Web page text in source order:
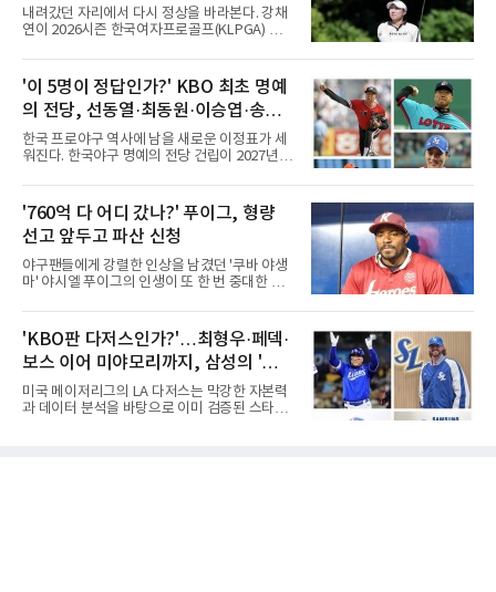
많은 숫자는 아니다. 메이저리그는 팀당 162경
기, 일본프로야구도 143~144경기를 치른다. 숫
자만 놓고 보면 KBO가 유난히 혹사 구조라고 말
비교하기 어려울 정도로 폭염이 길어지고 강해
지고 있다. 여기에 장마, 이
두
내려갔던 자리에서 다시 정상을 바라본다. 강채
연이 2026시즌 한국여자프로골프(KLPGA) 투어
억 원, 우승상금 1억8000만 원) 2라운드에서 단
독 선두로 도약했다.강채연은 7일 제주도 서귀
포의 테디밸리 골프앤리조트(파72)에서 열린 2
라운드에서 버디 5개와 보기 1개를 묶어 4언더
파 68타를 쳤다. 중간합계 9언더파 135타로 전
날 공동 4위에서 선두로 올라섰다. 공동 2위 그
룹(8언더파 136타)과는 한 타 차다.이 대회는 그
받았으나, 지난해 상금순위 75위에 그쳐 시드순
위전으로 밀렸고 본선에서도 78위에
'이 5명이 정답인가?' KBO 최초 명예
의 전당, 선동열·최동원·이승엽·송진
우·김응용을 둘러싼 논쟁
한국 프로야구 역사에 남을 새로운 이정표가 세
워진다. 한국야구 명예의 전당 건립이 2027년으
문으로 향하고 있다. "누가 한국 야구 최초의 명
예의 전당 헌액자가 될 것인가?"현재 가장 많이
거론되는 후보군은 선동열, 최동원, 이승엽, 송
진우, 그리고 김응용 감독이다. 한국 야구의 시
대별 상징성과 업적을 고려하면 충분히 설득력
있는 이름들이다.선동열은 한국 야구가 배출한
최고의 투수로 평가받는다. 해태 시절 통산 146
프로야구에서도 성공하며 한국 선수의 해외 진
출 가능성을 보여준 상징적인 존
'760억 다 어디 갔나?' 푸이그, 형량
선고 앞두고 파산 신청
야구팬들에게 강렬한 인상을 남겼던 '쿠바 야생
마' 야시엘 푸이그의 인생이 또 한 번 중대한 갈
거액을 벌었던 푸이그가 연방 사건 선고를 앞두
고 파산보호를 신청했다.푸이그는 최근 미국 플
로리다 파산 법원에 챕터11 파산보호 신청을 냈
다. 챕터11은 기업이나 개인이 채권자들과 협의
를 통해 재정 구조를 재편할 수 있도록 돕는 제도
다.미 매체들에 따르면 푸이그의 자산 규모는
1000만~5000만 달러(약 146억~730억 원), 부
'KBO판 다저스인가?'…최형우·페덱·
보스 이어 미야모리까지, 삼성의 '스펙
만렙' 승부수
미국 메이저리그의 LA 다저스는 막강한 자본력
과 데이터 분석을 바탕으로 이미 검증된 스타들